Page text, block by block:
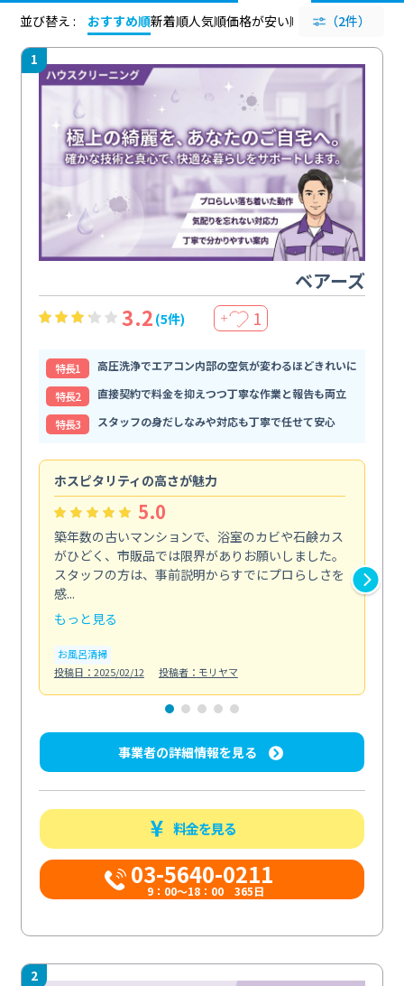
並び替え :
おすすめ順新着順人気順価格が安い順 評価が高い順
（2件）
1
ベアーズ
3.2 (5件) ＋ 1
特⻑1
高圧洗浄でエアコン内部の空気が変わるほどきれいに
特⻑2
直接契約で料金を抑えつつ丁寧な作業と報告も両立
特⻑3
スタッフの身だしなみや対応も丁寧で任せて安心
ホスピタリティの高さが魅力
5.0
築年数の古いマンションで、浴室のカビや石鹸カス
がひどく、市販品では限界がありお願いしました。
スタッフの方は、事前説明からすでにプロらしさを
感...
もっと見る
お風呂清掃
投稿日：2025/02/12
投稿者：モリヤマ
事業者の詳細情報を見る
料金を見る
03-5640-0211
9：00～18：00 365日
2